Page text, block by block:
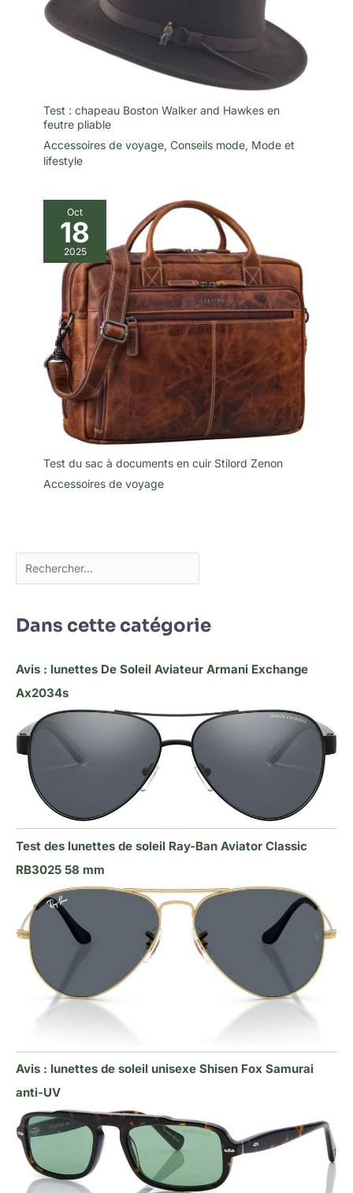
Test : chapeau Boston Walker and Hawkes en
feutre pliable
Accessoires de voyage, Conseils mode, Mode et
lifestyle
Oct
18
2025
Test du sac à documents en cuir Stilord Zenon
Accessoires de voyage
Dans cette catégorie
Avis : lunettes De Soleil Aviateur Armani Exchange
Ax2034s
Test des lunettes de soleil Ray-Ban Aviator Classic
RB3025 58 mm
Avis : lunettes de soleil unisexe Shisen Fox Samurai
anti-UV